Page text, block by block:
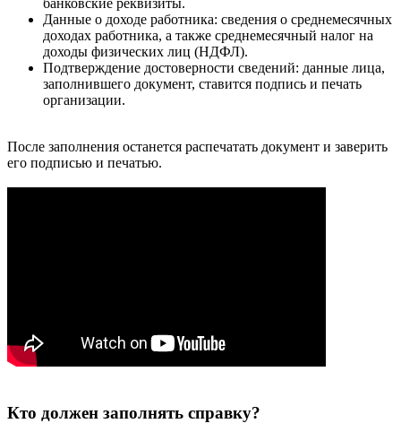
Данные о доходе работника: сведения о среднемесячных
доходах работника, а также среднемесячный налог на
доходы физических лиц (НДФЛ).
Подтверждение достоверности сведений: данные лица,
заполнившего документ, ставится подпись и печать
организации.
После заполнения останется распечатать документ и заверить
его подписью и печатью.
Кто должен заполнять справку?